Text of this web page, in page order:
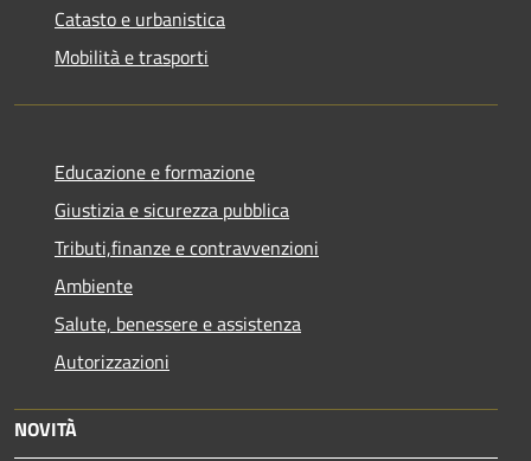
Catasto e urbanistica
Mobilità e trasporti
Educazione e formazione
Giustizia e sicurezza pubblica
Tributi,finanze e contravvenzioni
Ambiente
Salute, benessere e assistenza
Autorizzazioni
NOVITÀ